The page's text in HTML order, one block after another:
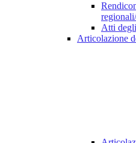
Atti
Articolazione